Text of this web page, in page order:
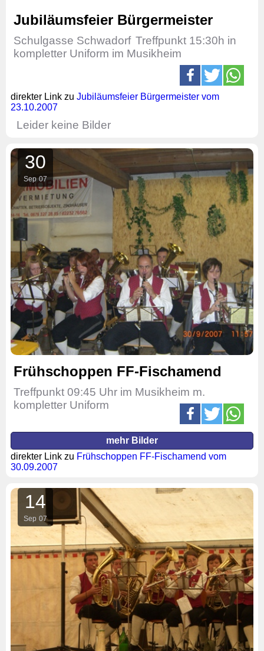
Jubiläumsfeier Bürgermeister
Schulgasse Schwadorf Treffpunkt 15:30h in
kompletter Uniform im Musikheim
direkter Link zu Jubiläumsfeier Bürgermeister vom
23.10.2007
Leider keine Bilder
30
Sep 07
Frühschoppen FF-Fischamend
Treffpunkt 09:45 Uhr im Musikheim m.
kompletter Uniform
mehr Bilder
direkter Link zu Frühschoppen FF-Fischamend vom
30.09.2007
14
Sep 07